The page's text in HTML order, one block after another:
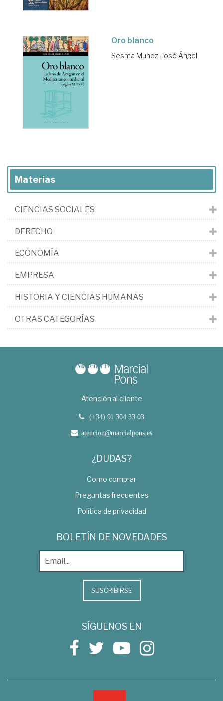
Oro blanco
Sesma Muñoz, José Ángel
Materias
CIENCIAS SOCIALES
DERECHO
ECONOMÍA
EMPRESA
HISTORIA Y CIENCIAS HUMANAS
OTRAS CATEGORÍAS
Atención al cliente
(+34) 91 304 33 03
atencion@marcialpons.es
¿DUDAS?
Como comprar
Preguntas frecuentes
Política de privacidad
BOLETÍN DE NOVEDADES
SUSCRIBIRSE
SÍGUENOS EN